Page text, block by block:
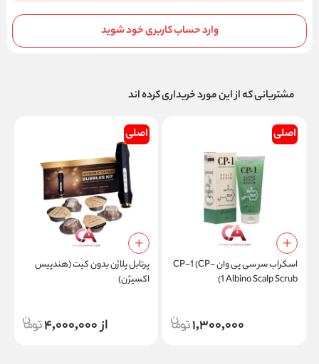
وارد حساب کاربری خود شوید
مشتریانی که از این مورد خریداری کرده اند
اصلی
اسکراب سر سی پی وان CP-1 (CP-
1 Albino Scalp Scrub)
1,300,000
اصلی
پرتابل پلاژن بدون کیت (هندپیس
اکسیژن)
از 4,000,000